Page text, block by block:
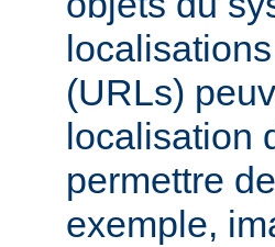
(URLs)
localisation
permettre
exemple,